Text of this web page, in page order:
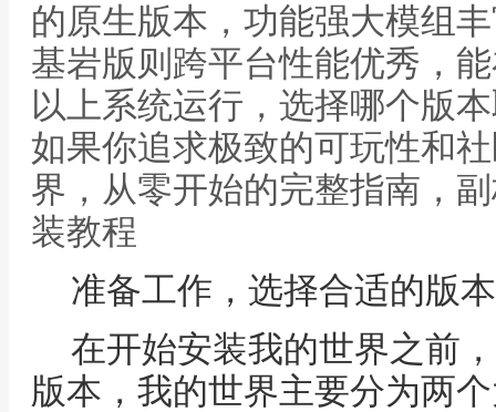
的原生版本，功能强大模组
基岩版则跨平台性能优秀，
以上系统运行，选择哪个版
如果你追求极致的可玩性和
界，从零开始的完整指南，
装教程
准备工作，选择合适的版
在开始安装我的世界之前
版本，我的世界主要分为两